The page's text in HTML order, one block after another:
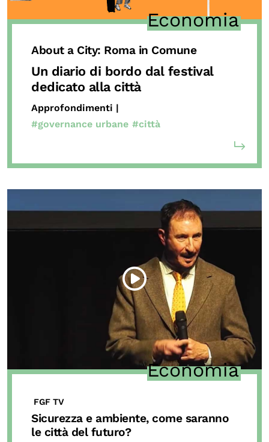
Economia
About a City: Roma in Comune
Un diario di bordo dal festival
dedicato alla città
Approfondimenti |
#governance urbane #città
Economia
FGF TV
Sicurezza e ambiente, come saranno
le città del futuro?